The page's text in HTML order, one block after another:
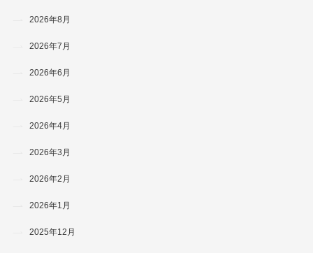
2026年8月
2026年7月
2026年6月
2026年5月
2026年4月
2026年3月
2026年2月
2026年1月
2025年12月